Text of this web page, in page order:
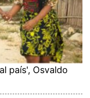
país', Osvaldo